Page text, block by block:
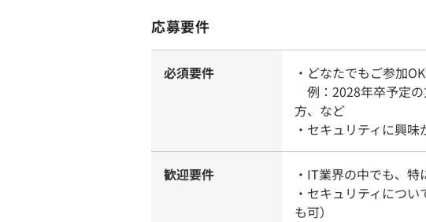
応募要件
必須要件
・どなたでもご参加
例：2028年卒予定
方、など
・セキュリティに興味
歓迎要件
・IT業界の中でも、
・セキュリティにつ
も可）